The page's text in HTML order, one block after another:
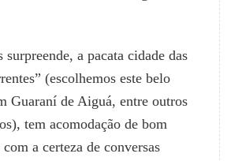
surpreende, a pacata cidade das
(escolhemos este belo
Guaraní de Aiguá, entre outros
tem acomodação de bom
com a certeza de conversas